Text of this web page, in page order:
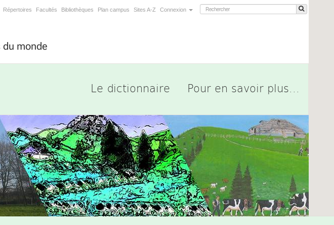
Répertoires Facultés Bibliothèques Plan campus Sites A-Z Connexion
monde
Pour en savoir plus...
Le dictionnaire